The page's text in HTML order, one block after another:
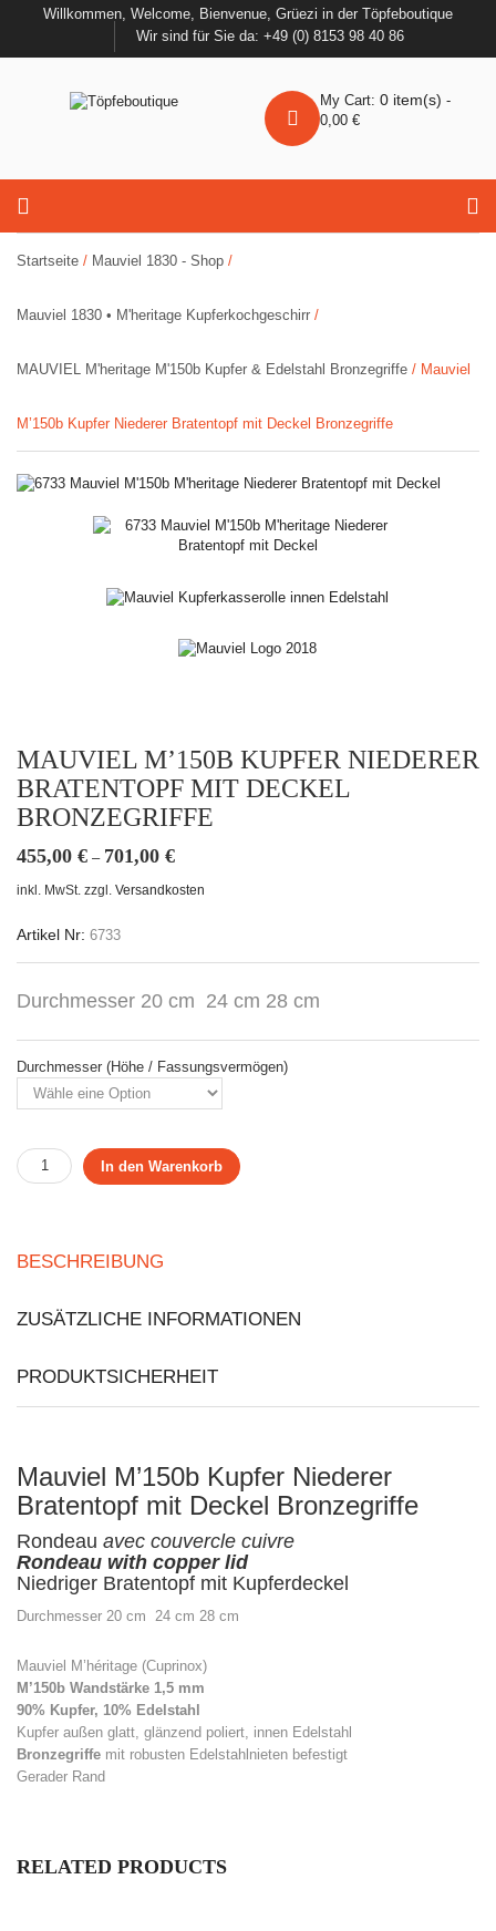
Willkommen, Welcome, Bienvenue, Grüezi in der Töpfeboutique
Wir sind für Sie da: +49 (0) 8153 98 40 86
My Cart: 0 item(s) -
0,00 €
Startseite / Mauviel 1830 - Shop /
Mauviel 1830 • M'heritage Kupferkochgeschirr /
MAUVIEL M'heritage M'150b Kupfer & Edelstahl Bronzegriffe / Mauviel
M’150b Kupfer Niederer Bratentopf mit Deckel Bronzegriffe
MAUVIEL M’150B KUPFER NIEDERER
BRATENTOPF MIT DECKEL
BRONZEGRIFFE
455,00 € – 701,00 €
inkl. MwSt. zzgl. Versandkosten
Artikel Nr: 6733
Durchmesser 20 cm 24 cm 28 cm
Durchmesser (Höhe / Fassungsvermögen)
In den Warenkorb
BESCHREIBUNG
ZUSÄTZLICHE INFORMATIONEN
PRODUKTSICHERHEIT
Mauviel M’150b Kupfer Niederer
Bratentopf mit Deckel Bronzegriffe
Rondeau avec couvercle cuivre
Rondeau with copper lid
Niedriger Bratentopf mit Kupferdeckel
Durchmesser 20 cm 24 cm 28 cm
Mauviel M’héritage (Cuprinox)
M’150b Wandstärke 1,5 mm
90% Kupfer, 10% Edelstahl
Kupfer außen glatt, glänzend poliert, innen Edelstahl
Bronzegriffe mit robusten Edelstahlnieten befestigt
Gerader Rand
RELATED PRODUCTS